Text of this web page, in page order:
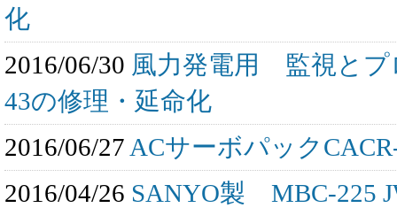
化
2016/06/30 風力発電用 監視とプ
43の修理・延命化
2016/06/27 ACサーボパック
2016/04/26 SANYO製 MBC-225